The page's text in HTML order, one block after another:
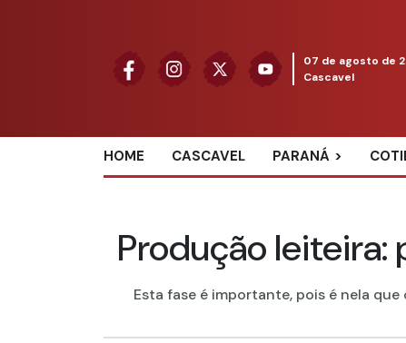
07 de agosto de
Cascavel
HOME CASCAVEL PARANÁ
Produção
Esta fase é importante, pois é nela